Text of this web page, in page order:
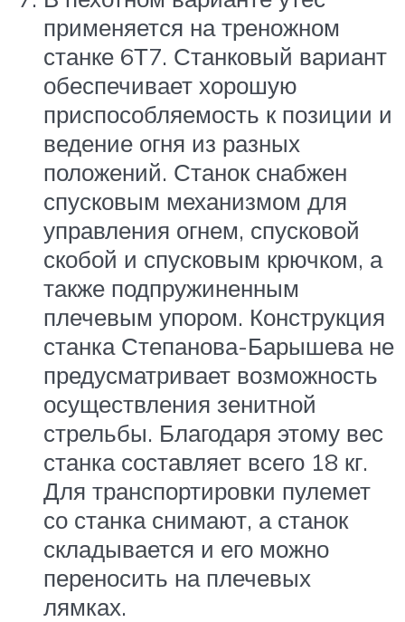
применяется на треножном
станке 6Т7. Станковый вариант
обеспечивает хорошую
приспособляемость к позиции и
ведение огня из разных
положений. Станок снабжен
спусковым механизмом для
управления огнем, спусковой
скобой и спусковым крючком, а
также подпружиненным
плечевым упором. Конструкция
станка Степанова-Барышева не
предусматривает возможность
осуществления зенитной
стрельбы. Благодаря этому вес
станка составляет всего 18 кг.
Для транспортировки пулемет
со станка снимают, а станок
складывается и его можно
переносить на плечевых
лямках.